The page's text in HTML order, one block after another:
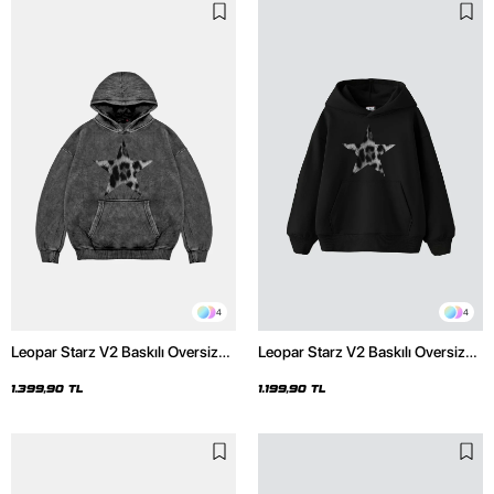
4
Leopar Starz V2 Baskılı Oversize
Hoodie
1.399,90 TL
4
Leopar Starz V2 Baskılı Oversize
1.199,90 TL